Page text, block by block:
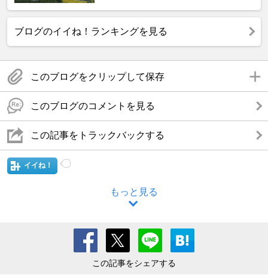
ブログのイイね！ランキングを見る
このブログをクリップして保存
このブログのコメントを見る
この記事をトラックバックする
イイね！
もっと見る
この記事をシェアする